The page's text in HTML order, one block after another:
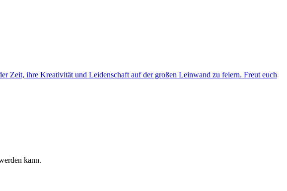
Zeit, ihre Kreativität und Leidenschaft auf der großen Leinwand zu feiern. Freut euch
kann.